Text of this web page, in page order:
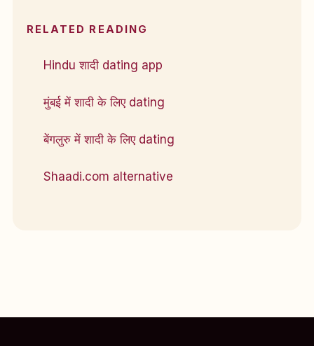
RELATED READING
Hindu शादी dating app
मुंबई में शादी के लिए dating
बेंगलुरु में शादी के लिए dating
Shaadi.com alternative